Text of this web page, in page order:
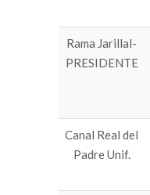
Rama Jarillal-
PRESIDENTE
Canal Real del
Padre Unif.